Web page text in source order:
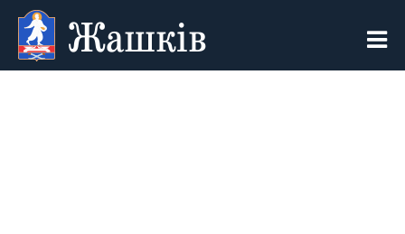
Жашків